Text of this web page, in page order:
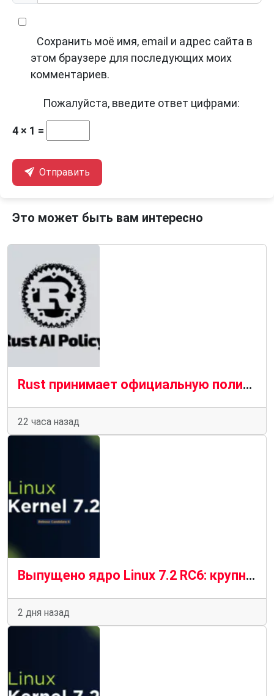
Сохранить моё имя, email и адрес сайта в
этом браузере для последующих моих
комментариев.
Пожалуйста, введите ответ цифрами:
4 × 1 =
Отправить
Это может быть вам интересно
Rust принимает официальную политику в отношении вкладов, генерируемых искусственным интеллектом
22 часа назад
Выпущено ядро Linux 7.2 RC6: крупнейшее RC6 за последние годы
2 дня назад